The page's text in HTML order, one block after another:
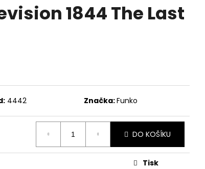
1844 The Last
4442 Značka:Funko
DO KOŠÍKU
Tisk